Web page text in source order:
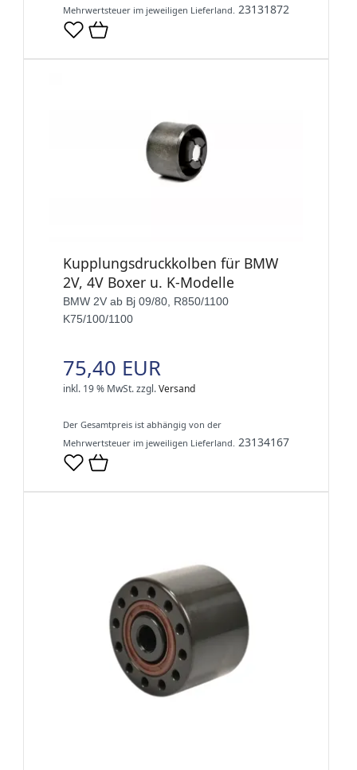
Mehrwertsteuer im jeweiligen Lieferland. 23131872
Kupplungsdruckkolben für BMW
2V, 4V Boxer u. K-Modelle
BMW 2V ab Bj 09/80, R850/1100
K75/100/1100
75,40 EUR
inkl. 19 % MwSt.zzgl.Versand
Der Gesamtpreis ist abhängig von der
Mehrwertsteuer im jeweiligen Lieferland. 23134167